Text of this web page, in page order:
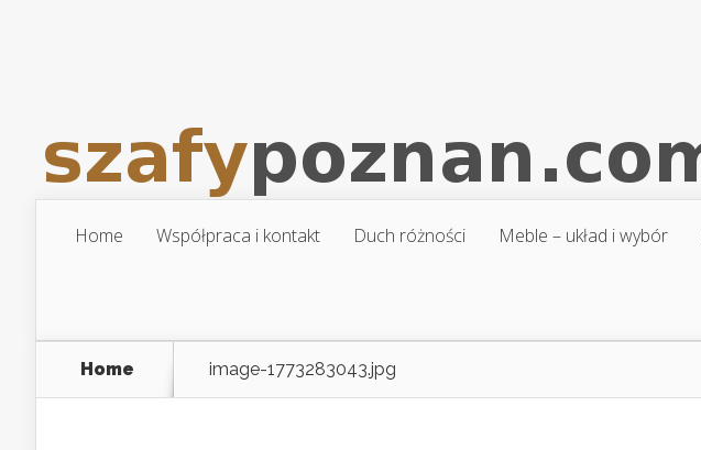
Home Współpraca i kontakt Duch różności Meble – układ i wybór
Home image-1773283043.jpg